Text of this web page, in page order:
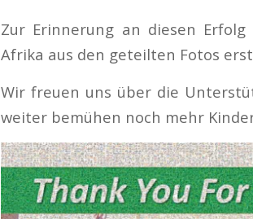
Zur Erinnerung an diesen
Afrika aus den geteilten Fotos
Wir freuen uns über die
weiter bemühen noch mehr